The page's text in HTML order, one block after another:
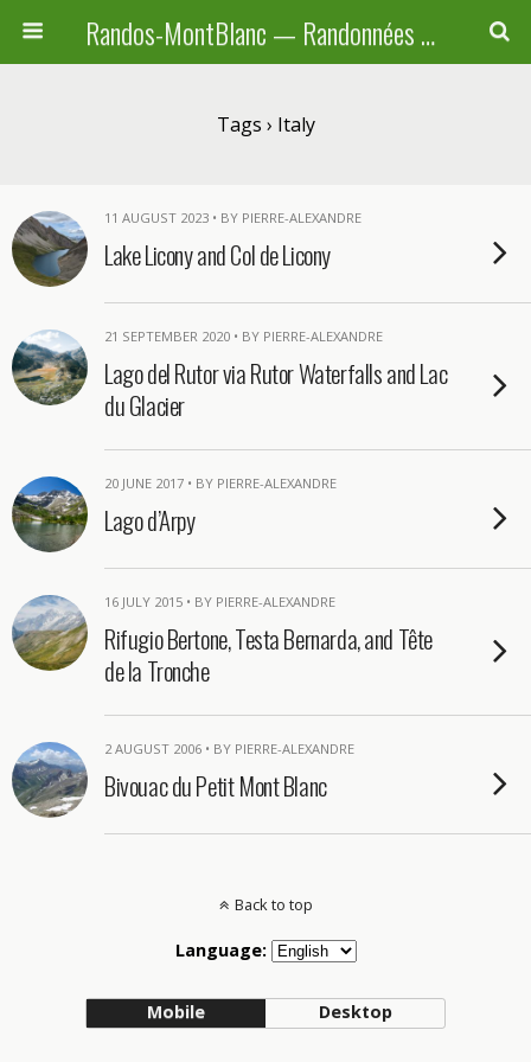
Randos-MontBlanc — Randonnées pédestres familiales en Haute-Savoie, Suisse et Italie
Tags › Italy
11 AUGUST 2023 • BY PIERRE-ALEXANDRE
Lake Licony and Col de Licony
21 SEPTEMBER 2020 • BY PIERRE-ALEXANDRE
Lago del Rutor via Rutor Waterfalls and Lac
du Glacier
20 JUNE 2017 • BY PIERRE-ALEXANDRE
Lago d’Arpy
16 JULY 2015 • BY PIERRE-ALEXANDRE
Rifugio Bertone, Testa Bernarda, and Tête
de la Tronche
2 AUGUST 2006 • BY PIERRE-ALEXANDRE
Bivouac du Petit Mont Blanc
Back to top
Language:
Mobile Desktop